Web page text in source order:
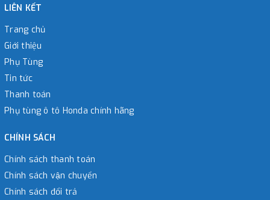
LIÊN KẾT
Trang chủ
Giới thiệu
Phụ Tùng
Tin tức
Thanh toán
Phụ tùng ô tô Honda chính hãng
CHÍNH SÁCH
Chính sách thanh toán
Chính sách vận chuyển
Chính sách đổi trả